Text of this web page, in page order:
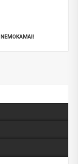
NEMOKAMAI!